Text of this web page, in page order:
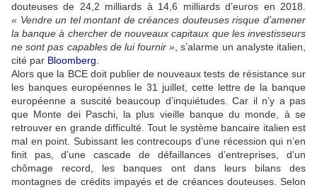
douteuses de 24,2 milliards à 14,6 milliards d’euros en 2018.
« Vendre un tel montant de créances douteuses risque d’amener
la banque à chercher de nouveaux capitaux que les investisseurs
ne sont pas capables de lui fournir » , s’alarme un analyste italien,
cité par Bloomberg.
Alors que la BCE doit publier de nouveaux tests de résistance sur
les banques européennes le 31 juillet, cette lettre de la banque
européenne a suscité beaucoup d’inquiétudes. Car il n’y a pas
que Monte dei Paschi, la plus vieille banque du monde, à se
retrouver en grande difficulté. Tout le système bancaire italien est
mal en point. Subissant les contrecoups d’une récession qui n’en
finit pas, d’une cascade de défaillances d’entreprises, d’un
chômage record, les banques ont dans leurs bilans des
montagnes de crédits impayés et de créances douteuses. Selon